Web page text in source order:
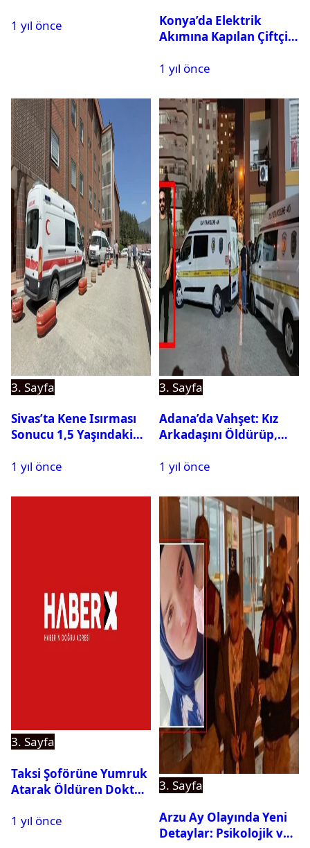
1 yıl önce
Konya’da Elektrik
Akımına Kapılan Çiftçi
1 yıl önce
3. Sayfa
Sivas’ta Kene Isırması
Sonucu 1,5 Yaşındaki
Kaybetti
1 yıl önce
3. Sayfa
Adana’da Vahşet: Kız
Arkadaşını Öldürüp,
1 yıl önce
3. Sayfa
Taksi Şoförüne Yumruk
Atarak Öldüren Doktor
1 yıl önce
3. Sayfa
Arzu Ay Olayında Yeni
Detaylar: Psikolojik ve